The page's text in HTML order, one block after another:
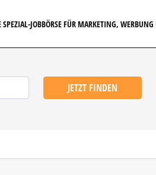
SPEZIAL-JOBBÖRSE FÜR MARKETING,
JETZT FINDEN